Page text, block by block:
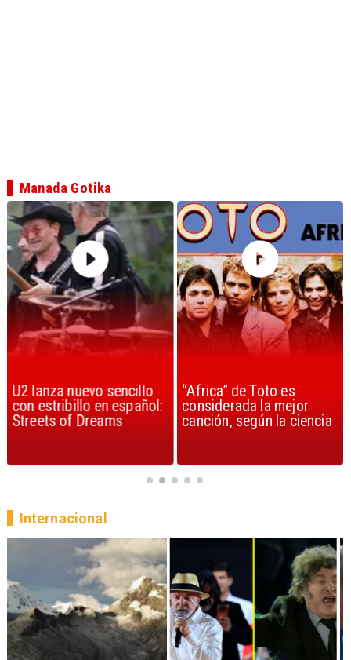
U2 lanza nuevo sencillo
con estribillo en español:
Streets of Dreams
“Africa” de Toto es
considerada la mejor
canción, según la ciencia
Manada Gotika
Internacional